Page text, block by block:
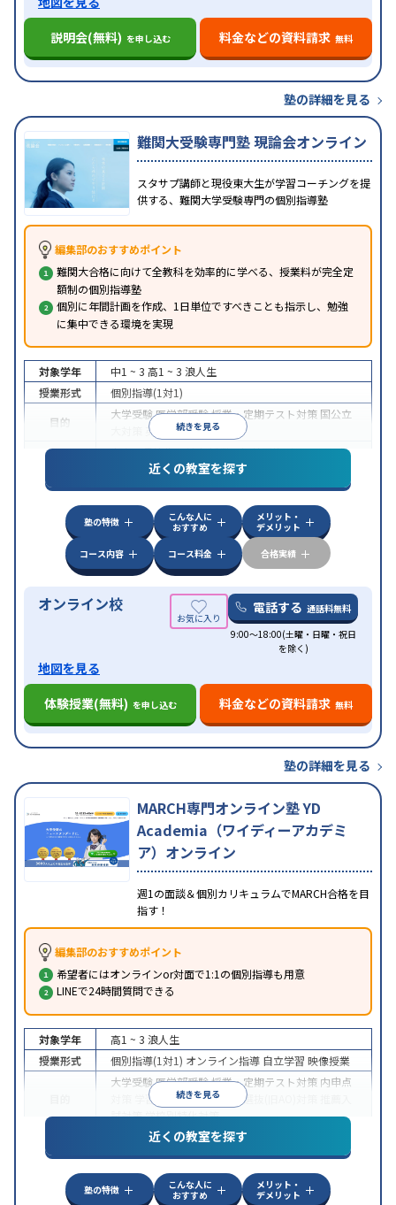
説明会(無料) を申し込む 料金などの資料請求 無料
塾の詳細を見る
難関大受験専門塾 現論会オンライン
スタサプ講師と現役東大生が学習コーチングを提
供する、難関大学受験専門の個別指導塾
編集部のおすすめポイント
難関大合格に向けて全教科を効率的に学べる、授業料が完全定
額制の個別指導塾
個別に年間計画を作成、1日単位ですべきことも指示し、勉強
に集中できる環境を実現
続きを見る
対象学年 中1 ~ 3 高1 ~ 3 浪人生
授業形式
個別指導(1対1)
目的
大学受験医学部受験授業・定期テスト対策 国公立
英検(英語検定)対策
中高一貫校生に対応授業の振替可能オンライン対
自習室あり
近くの教室を探す
塾の特徴
こんな人に
おすすめ
メリット・
デメリット
コース内容
コース料金 合格実績
オンライン校 電話する 通話料無料
9:00～18:00(土曜・日曜・祝日
を除く)
地図を見る
体験授業(無料) を申し込む 料金などの資料請求 無料
塾の詳細を見る
MARCH専門オンライン塾 YD
Academia（ワイディーアカデミ
ア）オンライン
週1の面談＆個別カリキュラムでMARCH合格を目
指す！
編集部のおすすめポイント
希望者にはオンラインor対面で1:1の個別指導も用意
LINEで24時間質問できる
続きを見る
対象学年 高1 ~ 3 浪人生
授業形式
個別指導(1対1) オンライン指導 自立学習 映像授業
大学受験医学部受験授業・定期テスト対策 内申点
学習習慣の定着 総合型選抜(旧AO)対策
試対策学校別特化対策
特徴
中高一貫校生に対応授業の振替可能
学習にPC・タブレットを利用オンライン対応1
科目から受講可能
近くの教室を探す
塾の特徴
こんな人に
おすすめ
メリット・
デメリット